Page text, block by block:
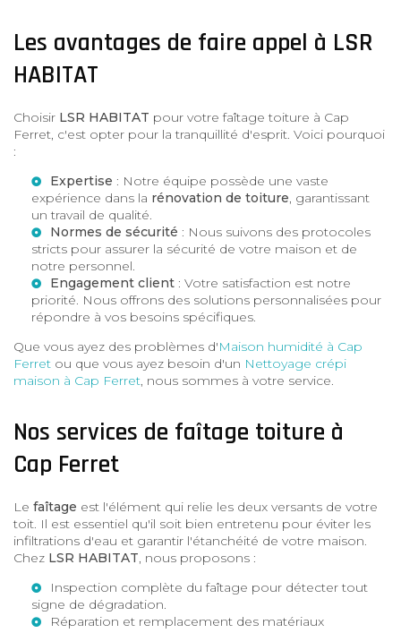
Les avantages de faire appel à LSR
HABITAT
Choisir LSR HABITAT pour votre faîtage toiture à Cap
Ferret, c'est opter pour la tranquillité d'esprit. Voici pourquoi
:
Expertise : Notre équipe possède une vaste
expérience dans la rénovation de toiture, garantissant
un travail de qualité.
Normes de sécurité : Nous suivons des protocoles
stricts pour assurer la sécurité de votre maison et de
notre personnel.
Engagement client : Votre satisfaction est notre
priorité. Nous offrons des solutions personnalisées pour
répondre à vos besoins spécifiques.
Que vous ayez des problèmes d'Maison humidité à Cap
Ferret ou que vous ayez besoin d'un Nettoyage crépi
maison à Cap Ferret, nous sommes à votre service.
Nos services de faîtage toiture à
Cap Ferret
Le faîtage est l'élément qui relie les deux versants de votre
toit. Il est essentiel qu'il soit bien entretenu pour éviter les
infiltrations d'eau et garantir l'étanchéité de votre maison.
Chez LSR HABITAT, nous proposons :
Inspection complète du faîtage pour détecter tout
signe de dégradation.
Réparation et remplacement des matériaux